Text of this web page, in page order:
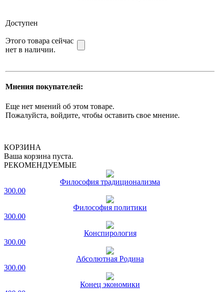
Доступен
Этого товара сейчас
нет в наличии.
Мнения покупателей:
Еще нет мнений об этом товаре.
Пожалуйста, войдите, чтобы оставить свое мнение.
КОРЗИНА
Ваша корзина пуста.
РЕКОМЕНДУЕМЫЕ
Философия традиционализма
300.00
Философия политики
300.00
Конспирология
300.00
Абсолютная Родина
300.00
Конец экономики